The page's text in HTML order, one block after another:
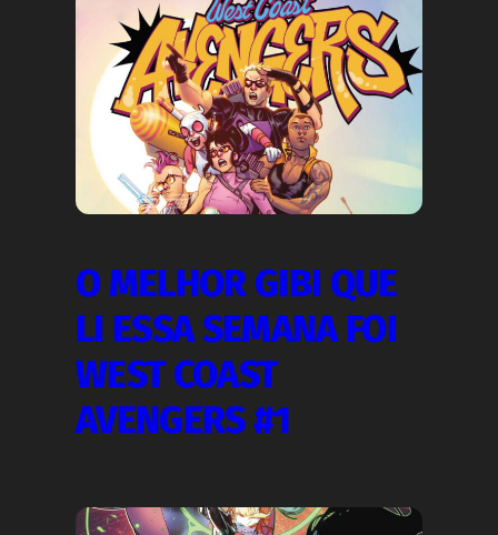
O MELHOR GIBI QUE
LI ESSA SEMANA FOI
WEST COAST
AVENGERS #1